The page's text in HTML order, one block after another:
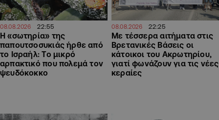
08.08.2026 22:55
Η «σωτηρία» της
παπουτσοσυκιάς ήρθε από
το Ισραήλ: Το μικρό
αρπακτικό που πολεμά τον
ψευδόκοκκο
08.08.2026 22:25
Με τέσσερα αιτήματα στις
Βρετανικές Βάσεις οι
κάτοικοι του Ακρωτηρίου,
γιατί φωνάζουν για τις νέες
κεραίες